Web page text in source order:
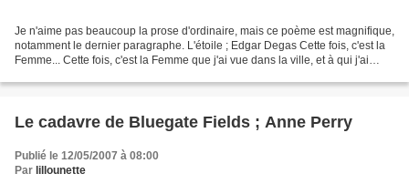
Je n'aime pas beaucoup la prose d'ordinaire, mais ce poème est magnifique,
notamment le dernier paragraphe. L'étoile ; Edgar Degas Cette fois, c'est la
Femme... Cette fois, c'est la Femme que j'ai vue dans la ville, et à qui j'ai
Le cadavre de Bluegate Fields ; Anne Perry
Publié le 12/05/2007 à 08:00
Par lillounette